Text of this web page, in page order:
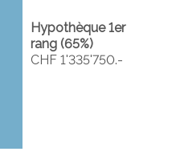
Hypothèque 1er
rang (65%)
CHF 1'335'750.-